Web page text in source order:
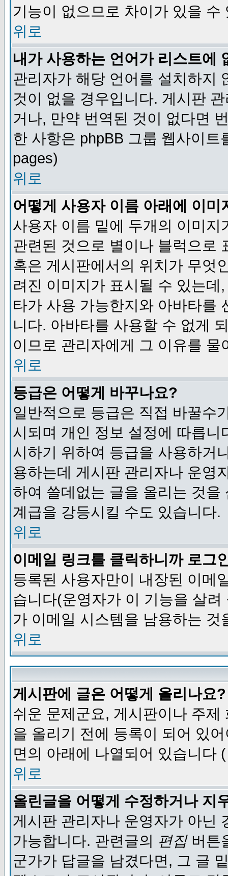
기능이 없으므로 차이가 있을 수
위로
내가 사용하는 언어가 리스트에
관리자가 해당 언어를 설치하지
것이 없을 경우입니다. 게시판
거나, 만약 번역된 것이 없다면
한 사항은 phpBB 그룹 웹사이
pages)
위로
어떻게 사용자 이름 아래에 이미
사용자 이름 밑에 두개의 이미
관련된 것으로 별이나 블럭으로
혹은 게시판에서의 위치가 무엇
려진 이미지가 표시될 수 있는
타가 사용 가능한지와 아바타를
니다. 아바타를 사용할 수 없게
이므로 관리자에게 그 이유를 물
위로
등급은 어떻게 바꾸나요?
일반적으로 등급은 직접 바꿀수
시되며 개인 정보 설정에 따릅
시하기 위하여 등급을 사용하거
용하는데 게시판 관리자나 운영
하여 쓸데없는 글을 올리는 것
계급을 강등시킬 수도 있습니다.
위로
이메일 링크를 클릭하니까 로그
등록된 사용자만이 내장된 이메
습니다(운영자가 이 기능을 살
가 이메일 시스템을 남용하는 것
위로
게시판에 글은 어떻게 올리나요?
쉬운 문제군요, 게시판이나 주
을 올리기 전에 등록이 되어 있
면의 아래에 나열되어 있습니다 (
위로
올린글을 어떻게 수정하거나 지
게시판 관리자나 운영자가 아닌
가능합니다. 관련글의 편집버튼
군가가 답글을 남겼다면, 그 글